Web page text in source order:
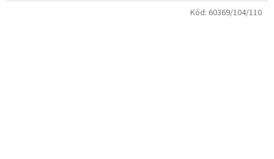
Kód: 60369/104/110